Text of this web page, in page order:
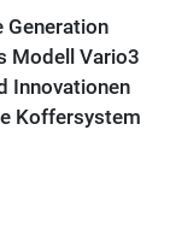
Generation
Modell Vario3
Innovationen
Koffersystem